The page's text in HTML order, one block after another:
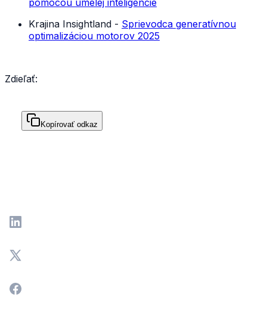
Krajina Insightland - Sprievodca generatívnou
optimalizáciou motorov 2025
Zdieľať:
Kopírovať odkaz